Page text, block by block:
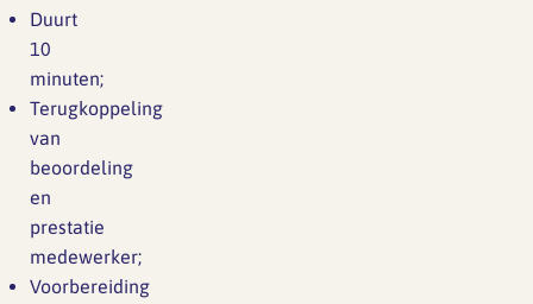
Duurt
10
minuten;
Terugkoppeling
van
beoordeling
en
prestatie
medewerker;
Voorbereiding